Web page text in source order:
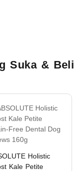
Suka & Beli
Holistic
Kale Petite